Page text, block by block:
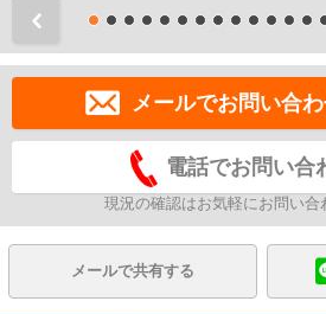
メールでお問い合
電話でお問い合
現況の確認はお気軽にお問い合
メールで共有する